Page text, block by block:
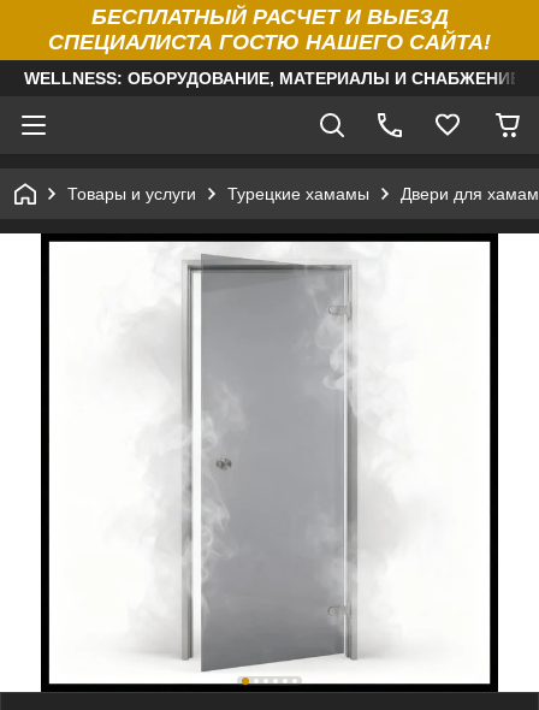
БЕСПЛАТНЫЙ РАСЧЕТ И ВЫЕЗД
СПЕЦИАЛИСТА ГОСТЮ НАШЕГО САЙТА!
WELLNESS: ОБОРУДОВАНИЕ, МАТЕРИАЛЫ И
Товары и услуги Турецкие хамамы Двери для